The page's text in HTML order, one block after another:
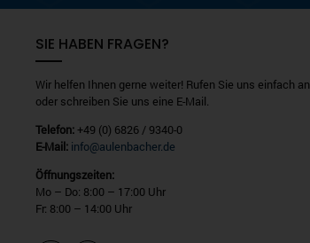
SIE HABEN FRAGEN?
Wir helfen Ihnen gerne weiter! Rufen Sie uns einfach an
oder schreiben Sie uns eine E-Mail.
Telefon:+49 (0) 6826 / 9340-0
E-Mail: info@aulenbacher.de
Öffnungszeiten:
Mo – Do: 8:00 – 17:00 Uhr
Fr: 8:00 – 14:00 Uhr